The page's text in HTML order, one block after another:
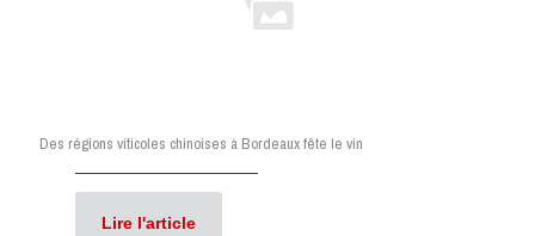
Des régions viticoles chinoises à Bordeaux fête le vin
Lire l'article